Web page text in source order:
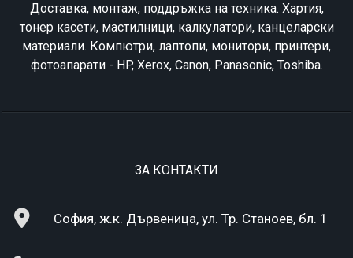
Доставка, монтаж, поддръжка на техника. Хартия,
тонер касети, мастилници, калкулатори, канцеларски
материали. Компютри, лаптопи, монитори, принтери,
фотоапарати - HP, Xerox, Canon, Panasonic, Toshiba.
ЗА КОНТАКТИ
София, ж.к. Дървеница, ул. Тр. Станоев, бл. 1